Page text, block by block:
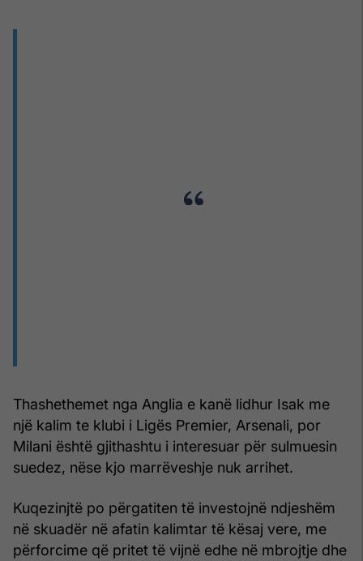
Thashethemet nga Anglia e kanë lidhur Isak me
një kalim te klubi i Ligës Premier, Arsenali, por
Milani është gjithashtu i interesuar për sulmuesin
suedez, nëse kjo marrëveshje nuk arrihet.
Kuqezinjtë po përgatiten të investojnë ndjeshëm
në skuadër në afatin kalimtar të kësaj vere, me
përforcime që pritet të vijnë edhe në mbrojtje dhe